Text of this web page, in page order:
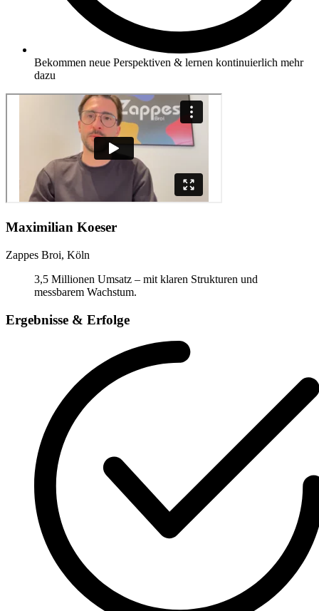
Bekommen neue Perspektiven & lernen kontinuierlich mehr
dazu
Maximilian Koeser
Zappes Broi, Köln
3,5 Millionen Umsatz – mit klaren Strukturen und
messbarem Wachstum.
Ergebnisse & Erfolge